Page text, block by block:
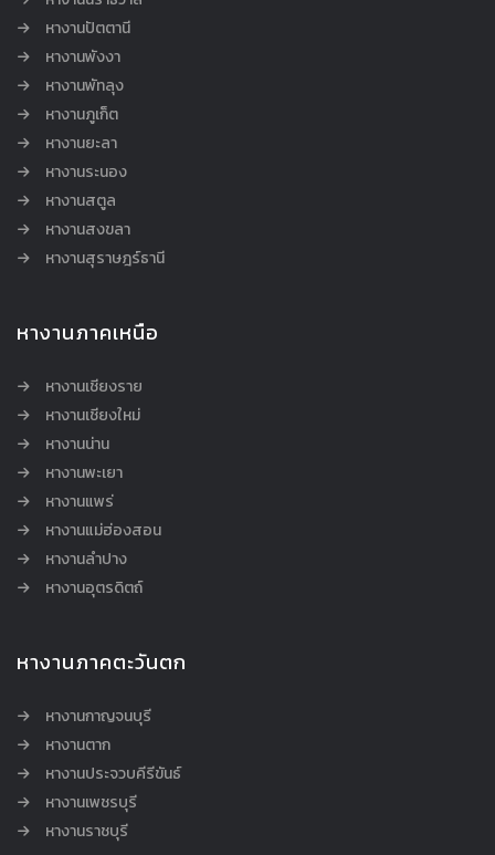
หางานปัตตานี
หางานพังงา
หางานพัทลุง
หางานภูเก็ต
หางานยะลา
หางานระนอง
หางานสตูล
หางานสงขลา
หางานสุราษฎร์ธานี
หางานภาคเหนือ
หางานเชียงราย
หางานเชียงใหม่
หางานน่าน
หางานพะเยา
หางานแพร่
หางานแม่ฮ่องสอน
หางานลำปาง
หางานอุตรดิตถ์
หางานภาคตะวันตก
หางานกาญจนบุรี
หางานตาก
หางานประจวบคีรีขันธ์
หางานเพชรบุรี
หางานราชบุรี